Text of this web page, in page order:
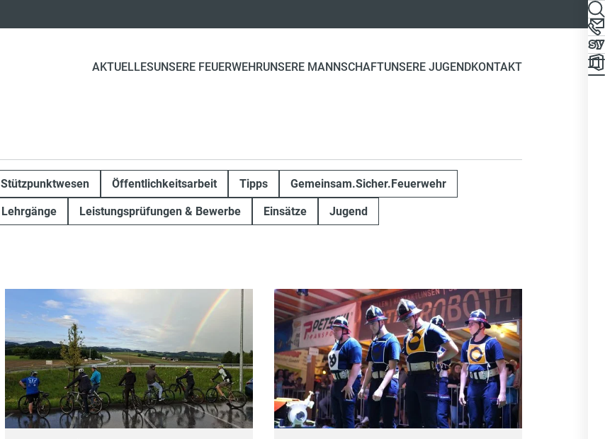
AKTUELLESUNSERE FEUERWEHRUNSERE MANNSCHAFTUNSERE JUGENDKONTAKT
Stützpunktwesen Öffentlichkeitsarbeit Tipps Gemeinsam.Sicher.Feuerwehr
Lehrgänge Leistungsprüfungen & Bewerbe Einsätze Jugend